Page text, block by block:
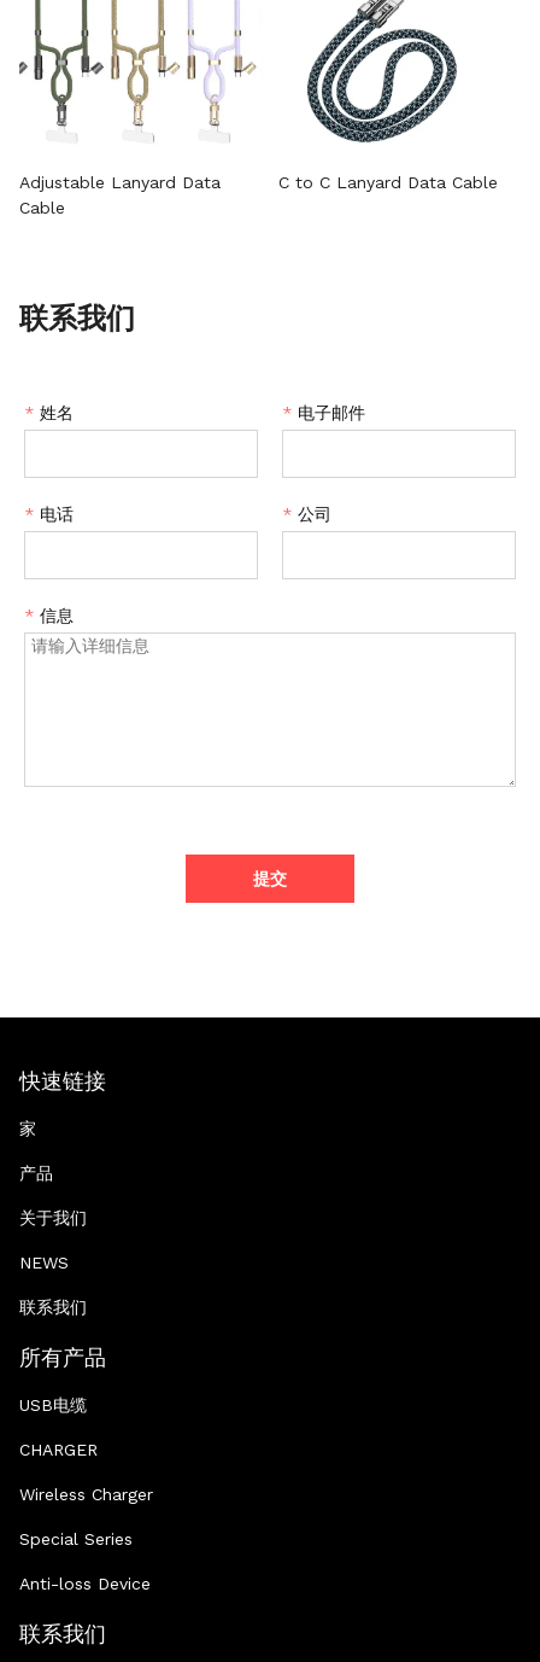
Adjustable Lanyard Data
Cable
C to C Lanyard Data Cable
联系我们
* 姓名 * 电子邮件
* 电话 * 公司
* 信息
提交
快速链接
家
产品
关于我们
NEWS
联系我们
所有产品
USB电缆
CHARGER
Wireless Charger
Special Series
Anti-loss Device
联系我们